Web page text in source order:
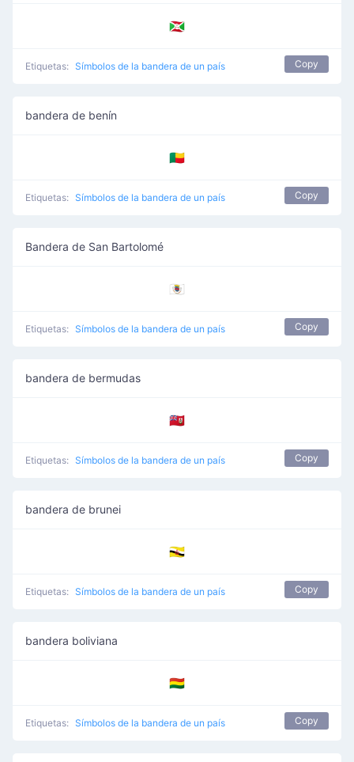
🇧🇮
Etiquetas: Símbolos de la bandera de un país Copy
bandera de benín
🇧🇯
Etiquetas: Símbolos de la bandera de un país Copy
Bandera de San Bartolomé
🇧🇱
Etiquetas: Símbolos de la bandera de un país Copy
bandera de bermudas
🇧🇲
Etiquetas: Símbolos de la bandera de un país Copy
bandera de brunei
🇧🇳
Etiquetas: Símbolos de la bandera de un país Copy
bandera boliviana
🇧🇴
Etiquetas: Símbolos de la bandera de un país Copy